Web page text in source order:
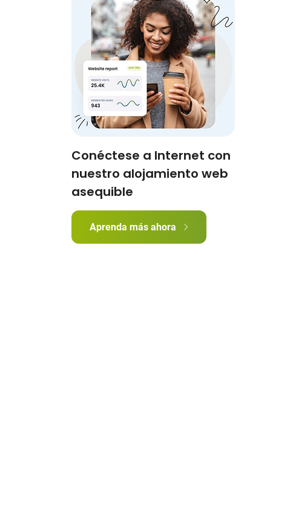
Conéctese a Internet con
nuestro alojamiento web
asequible
Aprenda más ahora